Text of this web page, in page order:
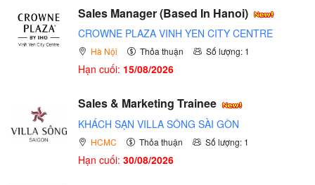
Sales Manager (Based In Hanoi)
CROWNE PLAZA VINH YEN CITY CENTRE
Hà Nội Thỏa thuận Số lượng: 1
Hạn cuối: 15/08/2026
Sales & Marketing Trainee
KHÁCH SẠN VILLA SÔNG SÀI GÒN
HCMC Thỏa thuận Số lượng: 1
Hạn cuối: 30/08/2026